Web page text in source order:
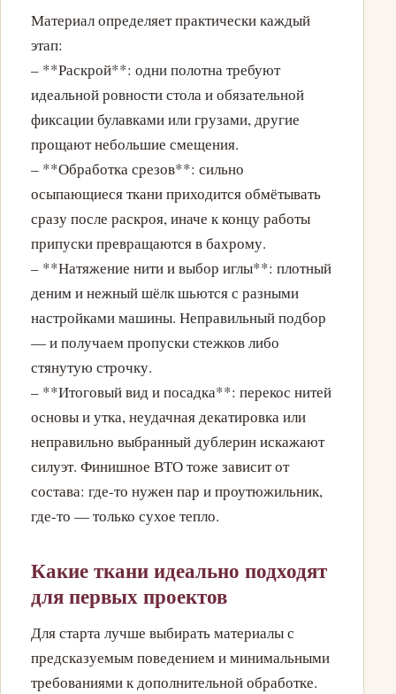
Материал определяет практически каждый
этап:
– **Раскрой**: одни полотна требуют
идеальной ровности стола и обязательной
фиксации булавками или грузами, другие
прощают небольшие смещения.
– **Обработка срезов**: сильно
осыпающиеся ткани приходится обмётывать
сразу после раскроя, иначе к концу работы
припуски превращаются в бахрому.
– **Натяжение нити и выбор иглы**: плотный
деним и нежный шёлк шьются с разными
настройками машины. Неправильный подбор
— и получаем пропуски стежков либо
стянутую строчку.
– **Итоговый вид и посадка**: перекос нитей
основы и утка, неудачная декатировка или
неправильно выбранный дублерин искажают
силуэт. Финишное ВТО тоже зависит от
состава: где-то нужен пар и проутюжильник,
где-то — только сухое тепло.
Какие ткани идеально подходят
для первых проектов
Для старта лучше выбирать материалы с
предсказуемым поведением и минимальными
требованиями к дополнительной обработке.